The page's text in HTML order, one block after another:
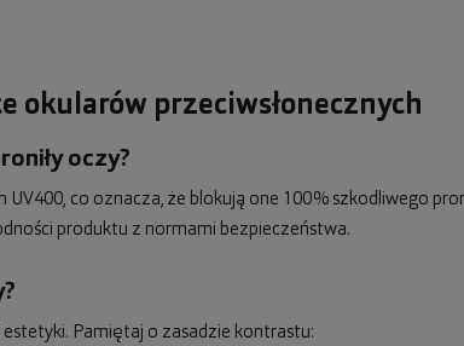
okularów przeciwsłonecznych
oczy?
co oznacza, że blokują one 100% szkodliwego
produktu z normami bezpieczeństwa.
Pamiętaj o zasadzie kontrastu: